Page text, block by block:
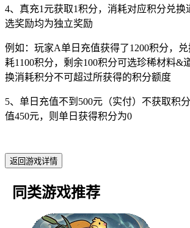
4、真充1元获取1积分，消耗对应积分兑换
选奖励均为独立奖励
例如：玩家A单日充值获得了1200积分，
耗1100积分，剩余100积分可选珍稀材料&
换消耗积分不可超过所获得的积分额度
5、单日充值不到500元（实付）不获取积
值450元，则单日获得积分为0
返回游戏详情
同类游戏推荐